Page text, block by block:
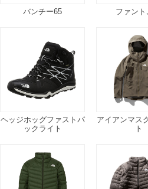
バンチー65 ファント
ヘッジホッグファストパ
ックライト
アイアンマス
ト